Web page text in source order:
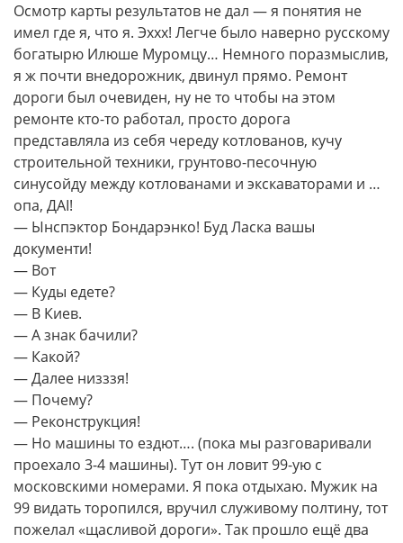
Осмотр карты результатов не дал — я понятия не
имел где я, что я. Эххх! Легче было наверно русскому
богатырю Илюше Муромцу… Немного поразмыслив,
я ж почти внедорожник, двинул прямо. Ремонт
дороги был очевиден, ну не то чтобы на этом
ремонте кто-то работал, просто дорога
представляла из себя череду котлованов, кучу
строительной техники, грунтово-песочную
синусойду между котлованами и экскаваторами и …
опа, ДАI!
— Ынспэктор Бондарэнко! Буд Ласка вашы
документи!
— Вот
— Куды едете?
— В Киев.
— А знак бачили?
— Какой?
— Далее низззя!
— Почему?
— Реконструкция!
— Но машины то ездют…. (пока мы разговаривали
проехало 3-4 машины). Тут он ловит 99-ую с
московскими номерами. Я пока отдыхаю. Мужик на
99 видать торопился, вручил служивому полтину, тот
пожелал «щасливой дороги». Так прошло ещё два